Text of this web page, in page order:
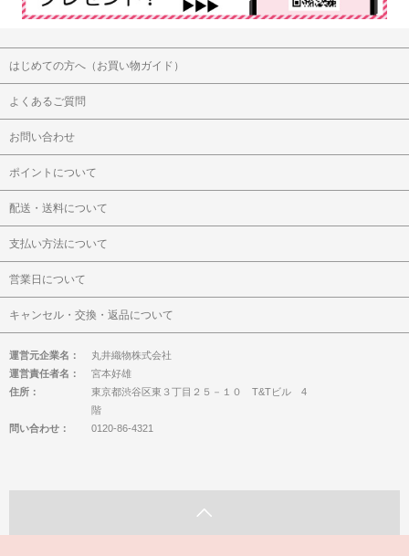
はじめての方へ（お買い物ガイド）
よくあるご質問
お問い合わせ
ポイントについて
配送・送料について
支払い方法について
営業日について
キャンセル・交換・返品について
運営元企業名：
丸井織物株式会社
運営責任者名：
宮本好雄
住所：
東京都渋谷区東３丁目２５－１０ T&Tビル 4
階
問い合わせ：
0120-86-4321